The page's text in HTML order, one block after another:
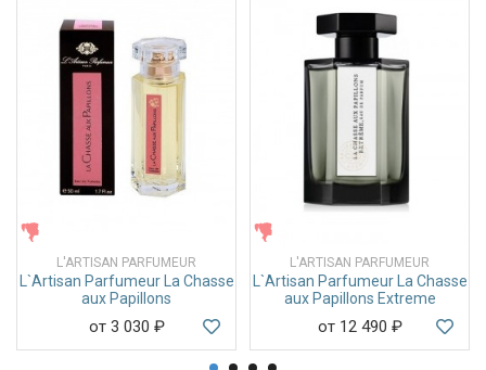
L'ARTISAN PARFUMEUR
L`Artisan Parfumeur La Chasse
aux Papillons
от 3 030 ₽
L'ARTISAN PARFUMEUR
L`Artisan Parfumeur La Chasse
aux Papillons Extreme
от 12 490 ₽